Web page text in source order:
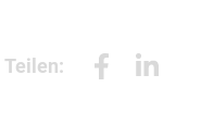
Teilen: